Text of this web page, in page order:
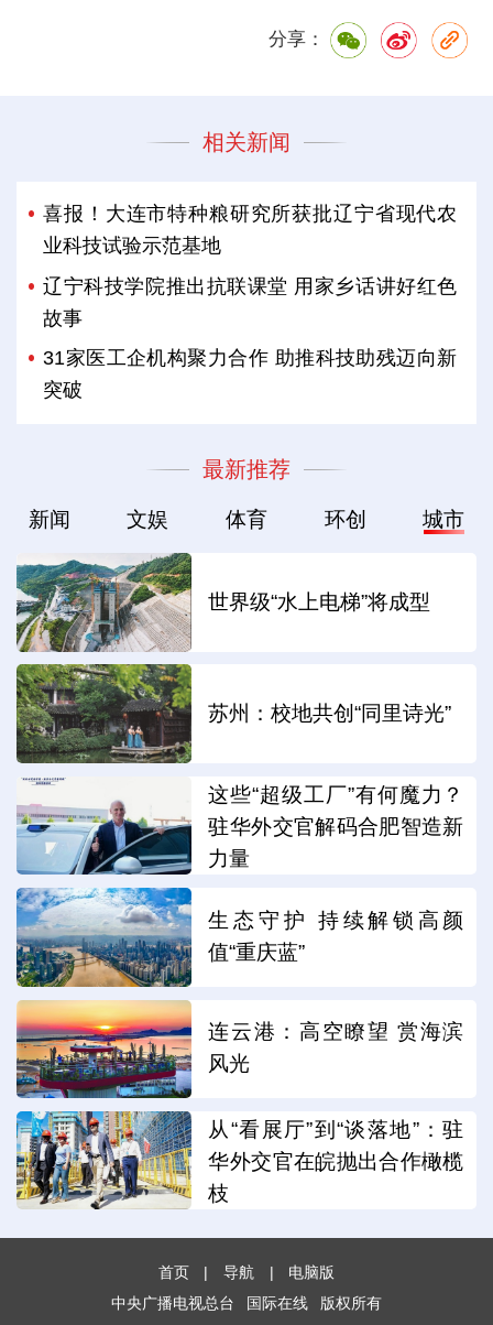
分享：
相关新闻
喜报！大连市特种粮研究所获批辽宁省现代农
业科技试验示范基地
辽宁科技学院推出抗联课堂 用家乡话讲好红色
故事
31家医工企机构聚力合作 助推科技助残迈向新
突破
最新推荐
新闻 文娱 体育 环创 城市
世界级“水上电梯”将成型
苏州：校地共创“同里诗光”
这些“超级工厂”有何魔力？
驻华外交官解码合肥智造新
力量
生态守护 持续解锁高颜
值“重庆蓝”
连云港：高空瞭望 赏海滨
风光
从“看展厅”到“谈落地”：驻
华外交官在皖抛出合作橄榄
枝
首页 | 导航 |
电脑版
中央广播电视总台
国际在线 版权所有